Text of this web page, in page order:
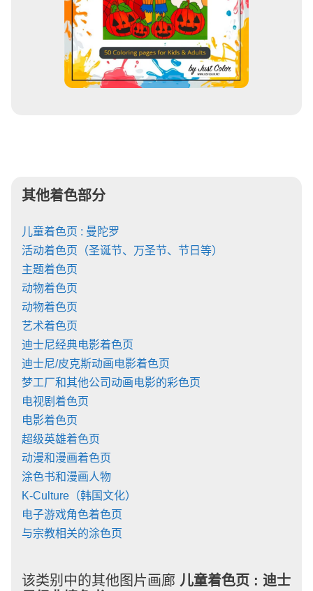
其他着色部分
儿童着色页 : 曼陀罗
活动着色页（圣诞节、万圣节、节日等）
主题着色页
动物着色页
动物着色页
艺术着色页
迪士尼经典电影着色页
迪士尼/皮克斯动画电影着色页
梦工厂和其他公司动画电影的彩色页
电视剧着色页
电影着色页
超级英雄着色页
动漫和漫画着色页
涂色书和漫画人物
K-Culture（韩国文化）
电子游戏角色着色页
与宗教相关的涂色页
该类别中的其他图片画廊 儿童着色页 : 迪士